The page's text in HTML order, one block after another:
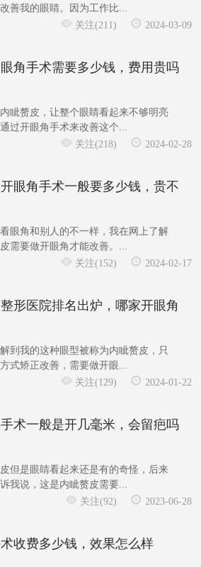
善我的眼睛。因为工作比...
关注(211)
2024-03-09
角手术需要多少钱，费用贵吗
眦赘皮，让整个眼睛看起来不够明亮
过开眼角手术来改善这个...
关注(218)
2024-02-28
开眼角手术一般要多少钱，贵不
眼角和别人的不一样，我在网上了解
需要做开眼角才能改善。...
关注(152)
2024-02-17
形医院排名出炉，哪家开眼角
到我的这种眼型被称为内眦赘皮，只
式矫正改善，需要做开眼...
关注(129)
2024-01-22
手术一般是开几毫米，会留疤吗
但是眼睛看起来还是有的奇怪，后来
我说，这是内眦赘皮需要...
关注(92)
2023-06-28
术收费多少钱，效果怎么样